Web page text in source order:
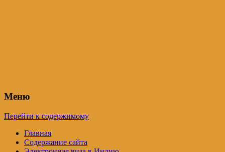
Меню
Перейти к содержимому
Главная
Содержание сайта